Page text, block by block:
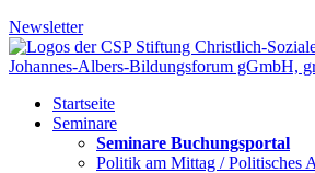
Newsletter
Startseite
Seminare
Seminare Buchungsportal
Politik am Mittag / Politisches